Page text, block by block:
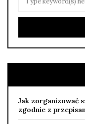
Jak zorganizować
zgodnie z